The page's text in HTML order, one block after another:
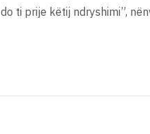
do ti prije këtij ndryshimi”,